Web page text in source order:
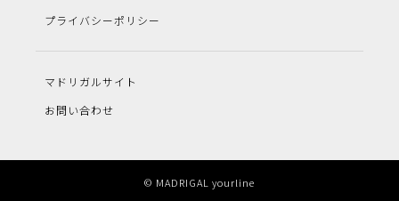
プライバシーポリシー
マドリガルサイト
お問い合わせ
© MADRIGAL yourline